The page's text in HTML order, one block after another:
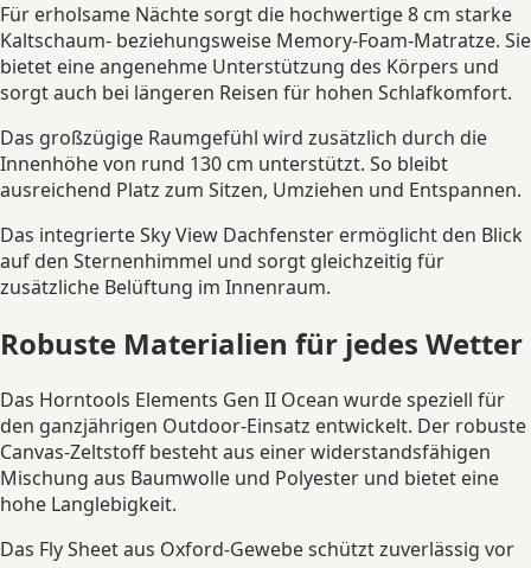
Für erholsame Nächte sorgt die hochwertige 8 cm starke
Kaltschaum- beziehungsweise Memory-Foam-Matratze. Sie
bietet eine angenehme Unterstützung des Körpers und
sorgt auch bei längeren Reisen für hohen Schlafkomfort.
Das großzügige Raumgefühl wird zusätzlich durch die
Innenhöhe von rund 130 cm unterstützt. So bleibt
ausreichend Platz zum Sitzen, Umziehen und Entspannen.
Das integrierte Sky View Dachfenster ermöglicht den Blick
auf den Sternenhimmel und sorgt gleichzeitig für
zusätzliche Belüftung im Innenraum.
Robuste Materialien für jedes Wetter
Das Horntools Elements Gen II Ocean wurde speziell für
den ganzjährigen Outdoor-Einsatz entwickelt. Der robuste
Canvas-Zeltstoff besteht aus einer widerstandsfähigen
Mischung aus Baumwolle und Polyester und bietet eine
hohe Langlebigkeit.
Das Fly Sheet aus Oxford-Gewebe schützt zuverlässig vor